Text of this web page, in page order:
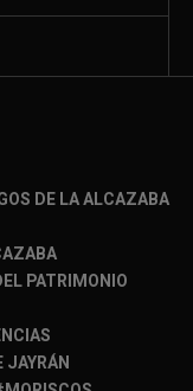
DE LA ALCAZABA
PATRIMONIO
JAYRÁN